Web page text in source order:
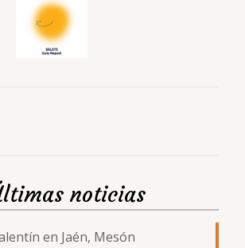
noticias
en Jaén, Mesón